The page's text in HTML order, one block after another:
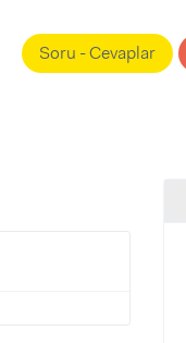
Soru - Cevaplar